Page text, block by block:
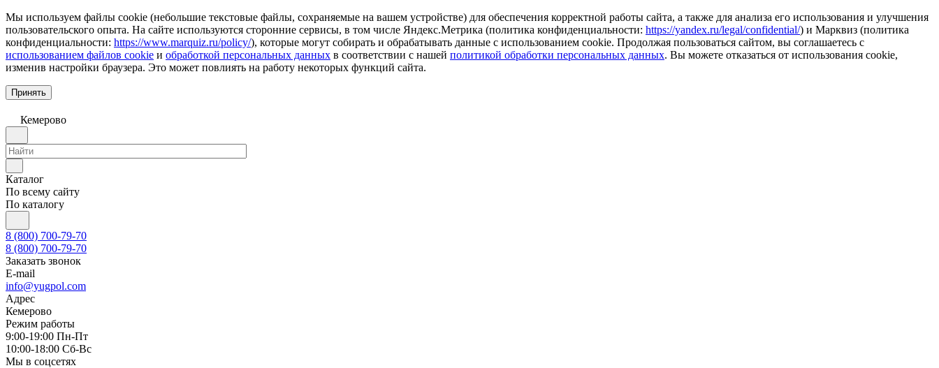
Мы используем файлы cookie (небольшие текстовые файлы, сохраняемые на вашем устройстве) для обеспечения корректной работы сайта, а также для анализа его использования и улучшения
пользовательского опыта. На сайте используются сторонние сервисы, в том числе Яндекс.Метрика (политика конфиденциальности: https://yandex.ru/legal/confidential/) и Марквиз (политика
конфиденциальности: https://www.marquiz.ru/policy/), которые могут собирать и обрабатывать данные с использованием cookie. Продолжая пользоваться сайтом, вы соглашаетесь с
использованием файлов cookie и обработкой персональных данных в соответствии с нашей политикой обработки персональных данных. Вы можете отказаться от использования cookie,
изменив настройки браузера. Это может повлиять на работу некоторых функций сайта.
Принять
Кемерово
Каталог
По всему сайту
По каталогу
8 (800) 700-79-70
8 (800) 700-79-70
Заказать звонок
E-mail
info@yugpol.com
Адрес
Кемерово
Режим работы
9:00-19:00 Пн-Пт
10:00-18:00 Cб-Вс
Мы в соцсетях